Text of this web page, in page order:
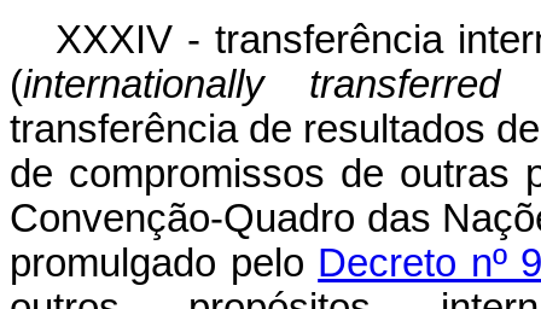
XXXIV - transferência
(internationally transferred
transferência de resultados
de compromissos de outras
Convenção-Quadro das
promulgado pelo Decreto nº